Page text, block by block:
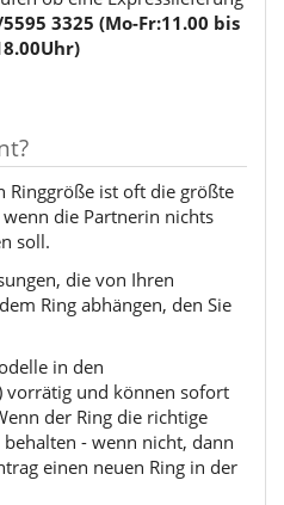
3325 (Mo-Fr:11.00 bis
Ringgröße ist oft die größte
die Partnerin nichts
soll.
die von Ihren
Ring abhängen, den Sie
in den
vorrätig und können sofort
der Ring die richtige
- wenn nicht, dann
einen neuen Ring in der